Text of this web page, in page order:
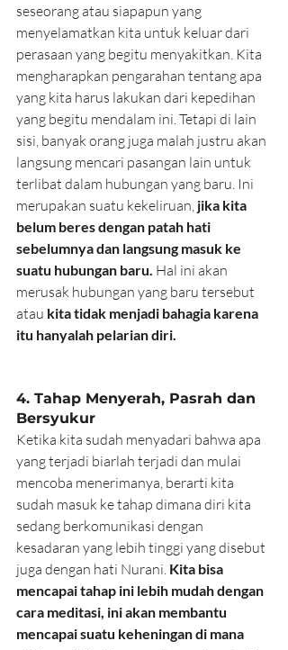
seseorang atau siapapun yang
menyelamatkan kita untuk keluar dari
perasaan yang begitu menyakitkan. Kita
mengharapkan pengarahan tentang apa
yang kita harus lakukan dari kepedihan
yang begitu mendalam ini. Tetapi di lain
sisi, banyak orang juga malah justru akan
langsung mencari pasangan lain untuk
terlibat dalam hubungan yang baru. Ini
merupakan suatu kekeliruan, jika kita
belum beres dengan patah hati
sebelumnya dan langsung masuk ke
suatu hubungan baru. Hal ini akan
merusak hubungan yang baru tersebut
atau kita tidak menjadi bahagia karena
itu hanyalah pelarian diri.
4. Tahap Menyerah, Pasrah dan
Bersyukur
Ketika kita sudah menyadari bahwa apa
yang terjadi biarlah terjadi dan mulai
mencoba menerimanya, berarti kita
sudah masuk ke tahap dimana diri kita
sedang berkomunikasi dengan
kesadaran yang lebih tinggi yang disebut
juga dengan hati Nurani. Kita bisa
mencapai tahap ini lebih mudah dengan
cara meditasi, ini akan membantu
mencapai suatu keheningan di mana